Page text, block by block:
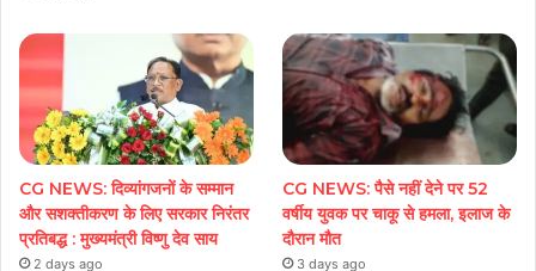
CG NEWS: दिव्यांगजनों के सम्मान
और सशक्तीकरण के लिए सरकार निरंतर
प्रतिबद्ध : मुख्यमंत्री विष्णु देव साय
2 days ago
CG NEWS: पैसे नहीं देने पर 52
वर्षीय युवक पर चाकू से हमला, इलाज के
दौरान मौत
3 days ago